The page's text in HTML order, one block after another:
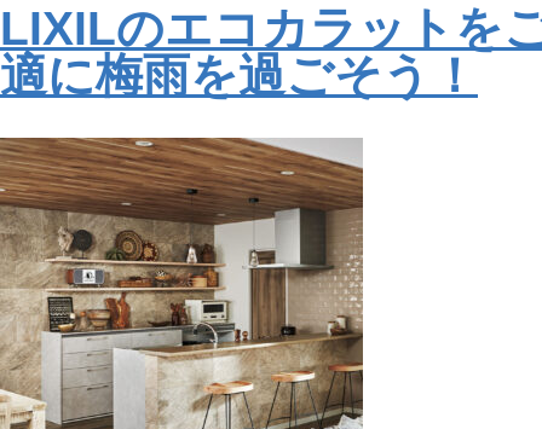
LIXILのエコカラットを
適に梅雨を過ごそう！